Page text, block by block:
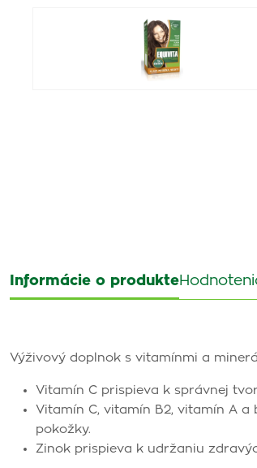
Informácie o produkte
Výživový doplnok s vitamínmi a
Vitamín C prispieva k správnej
Vitamín C, vitamín B2, vitamín A
pokožky.
Zinok prispieva k udržaniu